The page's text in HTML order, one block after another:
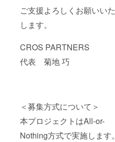
ご支援よろしくお願いいた
します。
CROS PARTNERS
代表 菊地 巧
＜募集方式について＞
本プロジェクトはAll-or-
Nothing方式で実施します。